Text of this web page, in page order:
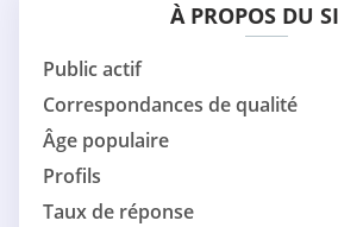
À PROPOS DU
Public actif
Correspondances de qualité
Âge populaire
Profils
Taux de réponse